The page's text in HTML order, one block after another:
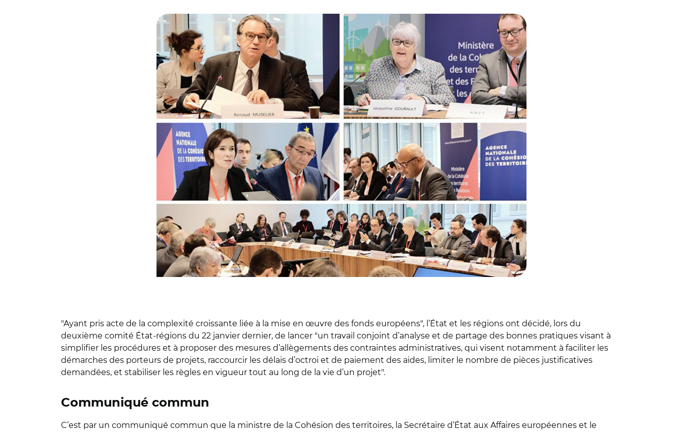
"Ayant pris acte de la complexité croissante liée à la mise en œuvre des fonds européens", l’État et les régions ont décidé, lors du
deuxième comité État-régions du 22 janvier dernier, de lancer "un travail conjoint d’analyse et de partage des bonnes pratiques visant à
simplifier les procédures et à proposer des mesures d’allègements des contraintes administratives, qui visent notamment à faciliter les
démarches des porteurs de projets, raccourcir les délais d’octroi et de paiement des aides, limiter le nombre de pièces justificatives
demandées, et stabiliser les règles en vigueur tout au long de la vie d’un projet".
Communiqué commun
C’est par un communiqué commun que la ministre de la Cohésion des territoires, la Secrétaire d’État aux Affaires européennes et le